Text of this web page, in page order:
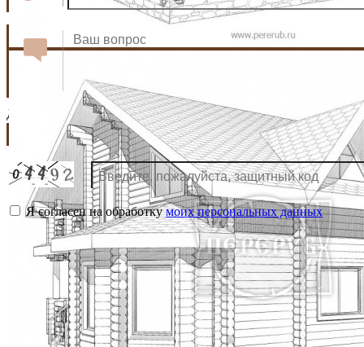
День: Месяц:* с* до
Я согласен на обработкумоих персональных данных